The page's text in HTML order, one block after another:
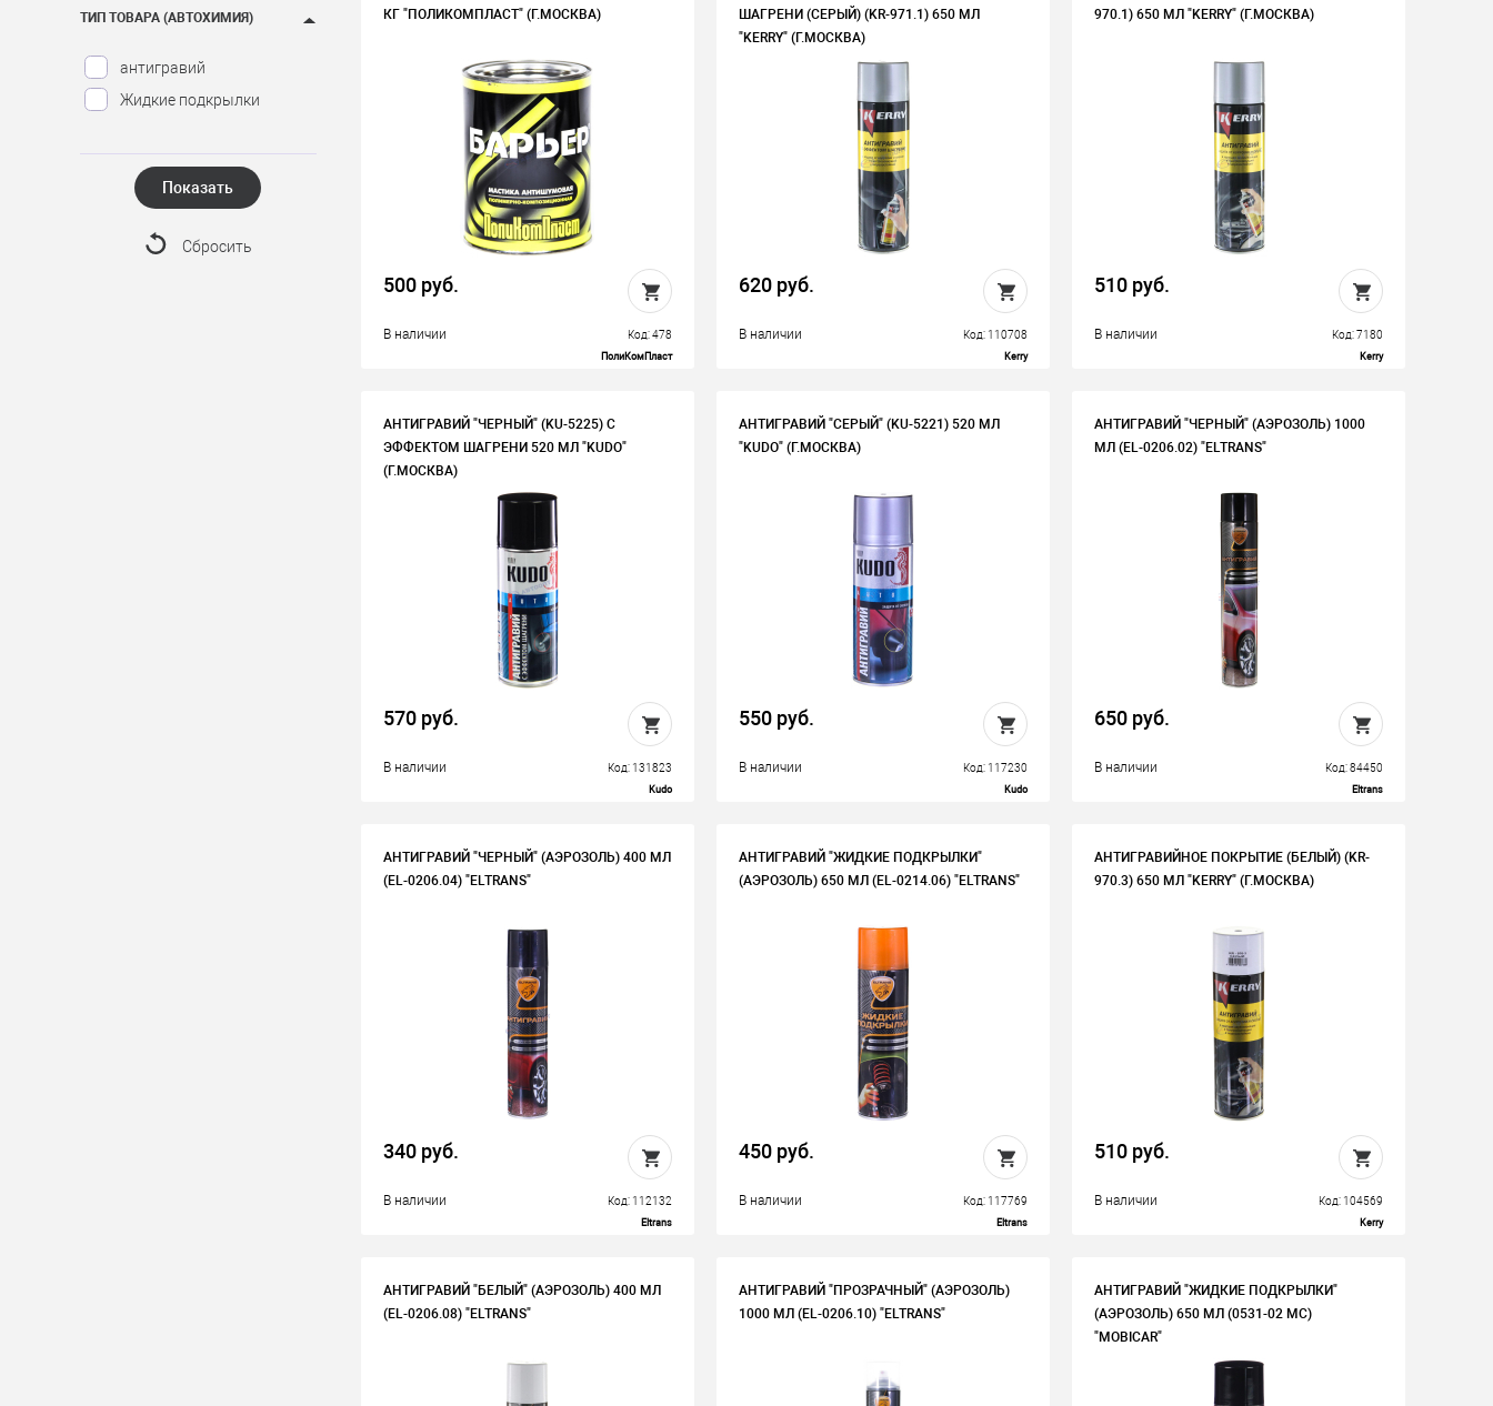
ТИП ТОВАРА (АВТОХИМИЯ)
антигравий
Жидкие подкрылки
Показать
Сбросить
КГ "ПОЛИКОМПЛАСТ" (Г.МОСКВА)
500 руб.
В наличии Код: 478
ПолиКомПласт
ШАГРЕНИ (СЕРЫЙ) (KR-971.1) 650 МЛ
"KERRY" (Г.МОСКВА)
620 руб.
В наличии Код: 110708
Kerry
970.1) 650 МЛ "KERRY" (Г.МОСКВА)
510 руб.
В наличии Код: 7180
Kerry
АНТИГРАВИЙ "ЧЕРНЫЙ" (KU-5225) С
ЭФФЕКТОМ ШАГРЕНИ 520 МЛ "KUDO"
(Г.МОСКВА)
570 руб.
В наличии Код: 131823
Kudo
АНТИГРАВИЙ "СЕРЫЙ" (KU-5221) 520 МЛ
"KUDO" (Г.МОСКВА)
550 руб.
В наличии Код: 117230
Kudo
АНТИГРАВИЙ "ЧЕРНЫЙ" (АЭРОЗОЛЬ) 1000
МЛ (EL-0206.02) "ELTRANS"
650 руб.
В наличии Код: 84450
Eltrans
АНТИГРАВИЙ "ЧЕРНЫЙ" (АЭРОЗОЛЬ) 400 МЛ
(EL-0206.04) "ELTRANS"
340 руб.
В наличии Код: 112132
Eltrans
АНТИГРАВИЙ "ЖИДКИЕ ПОДКРЫЛКИ"
(АЭРОЗОЛЬ) 650 МЛ (EL-0214.06) "ELTRANS"
450 руб.
В наличии Код: 117769
Eltrans
АНТИГРАВИЙНОЕ ПОКРЫТИЕ (БЕЛЫЙ) (KR-
970.3) 650 МЛ "KERRY" (Г.МОСКВА)
510 руб.
В наличии Код: 104569
Kerry
АНТИГРАВИЙ "БЕЛЫЙ" (АЭРОЗОЛЬ) 400 МЛ
(EL-0206.08) "ELTRANS"
АНТИГРАВИЙ "ПРОЗРАЧНЫЙ" (АЭРОЗОЛЬ)
1000 МЛ (EL-0206.10) "ELTRANS"
АНТИГРАВИЙ "ЖИДКИЕ ПОДКРЫЛКИ"
(АЭРОЗОЛЬ) 650 МЛ (0531-02 MC)
"MOBICAR"